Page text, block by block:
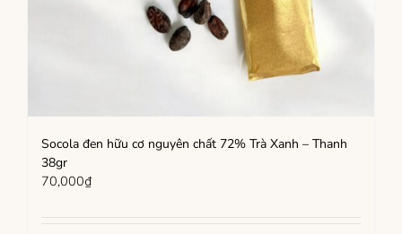
Socola đen hữu cơ nguyên chất 72% Trà Xanh – Thanh
38gr
70,000₫